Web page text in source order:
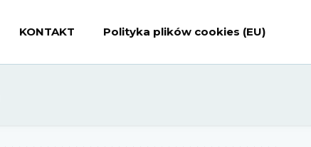
KONTAKT Polityka plików cookies (EU)